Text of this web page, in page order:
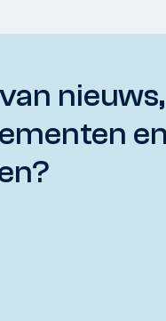
nieuws,